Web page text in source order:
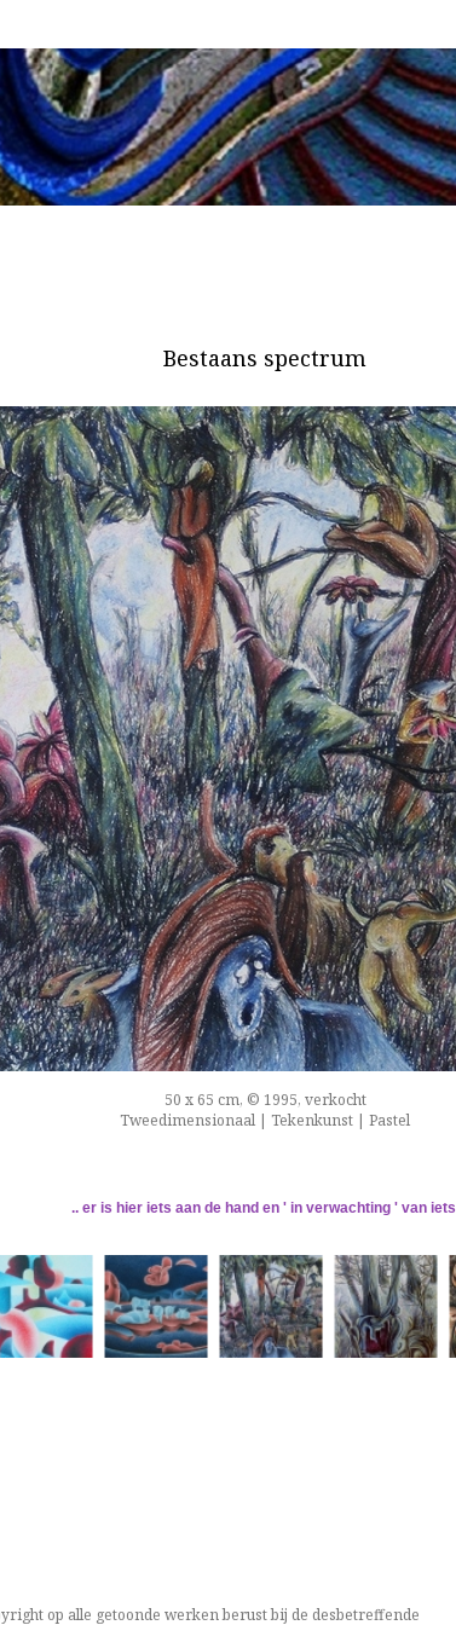
Bestaans spectrum
50 x 65 cm, © 1995, verkocht
Tweedimensionaal | Tekenkunst | Pastel
.. er is hier iets aan de hand en ' in verwachting ' van iets
op alle getoonde werken berust bij de desbetreffende